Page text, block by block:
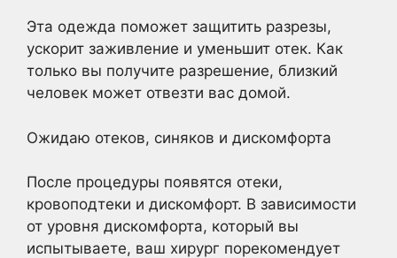
Эта одежда поможет защитить разрезы,
ускорит заживление и уменьшит отек. Как
только вы получите разрешение, близкий
человек может отвезти вас домой.
Ожидаю отеков, синяков и дискомфорта
После процедуры появятся отеки,
кровоподтеки и дискомфорт. В зависимости
от уровня дискомфорта, который вы
испытываете, ваш хирург порекомендует